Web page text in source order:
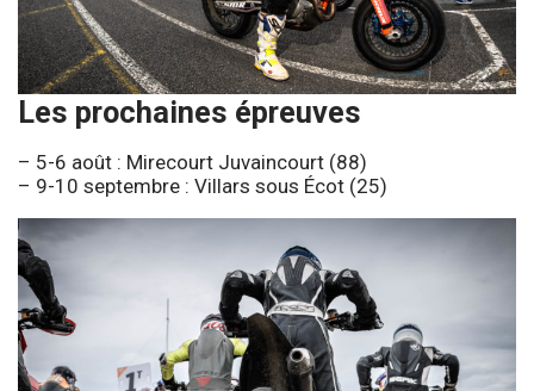
Les prochaines épreuves
– 5-6 août : Mirecourt Juvaincourt (88)
– 9-10 septembre : Villars sous Écot (25)